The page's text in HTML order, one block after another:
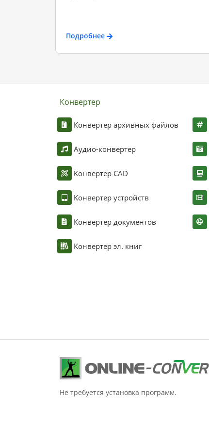
Подробнее
Конвертер
Конвертер архивных файлов
Аудио-конвертер
Конвертер CAD
Конвертер устройств
Конвертер документов
Конвертер эл. книг
Не требуется установка программ.